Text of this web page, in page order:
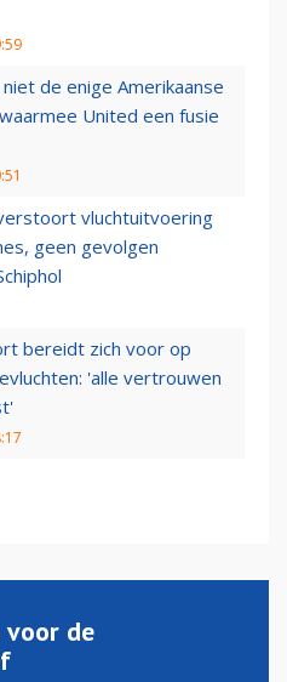
de enige Amerikaanse
United een fusie
vluchtuitvoering
geen gevolgen
bereidt zich voor op
'alle vertrouwen
voor de